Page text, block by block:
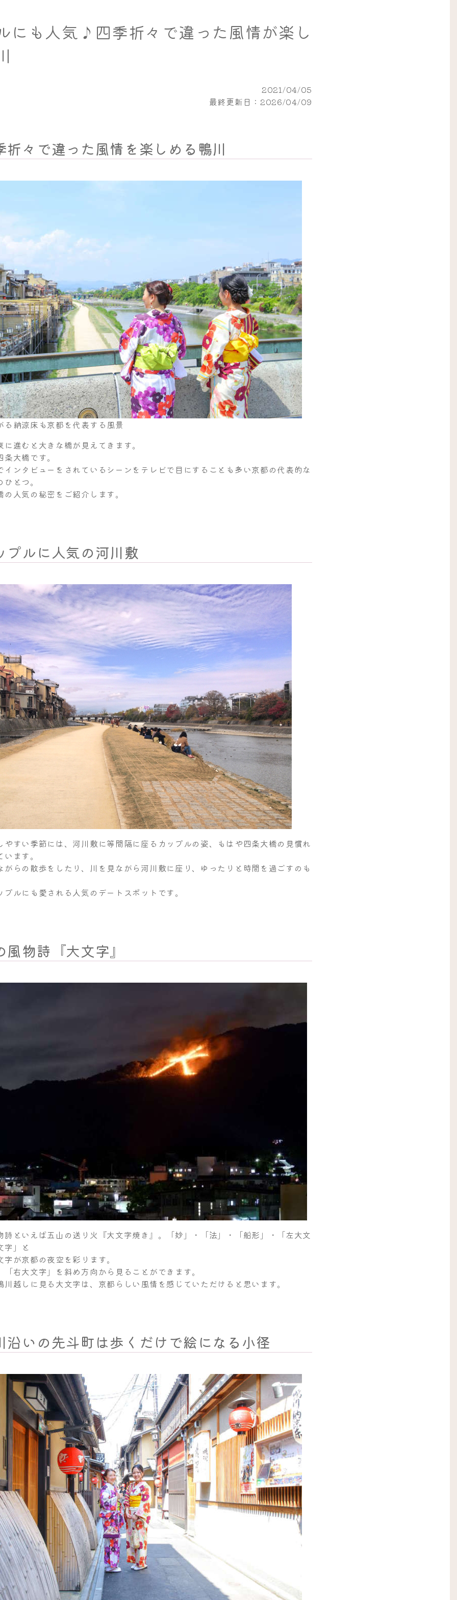
にも人気♪四季折々で違った風情が楽し
2021/04/05
最終更新日：2026/04/09
折々で違った風情を楽しめる鴨川
る納涼床も京都を代表する風景
進むと大きな橋が見えてきます。
大橋です。
インタビューをされているシーンをテレビで目にすることも多い京都の代表的な
とつ。
人気の秘密をご紹介します。
プルに人気の河川敷
やすい季節には、河川敷に等間隔に座るカップルの姿、もはや四条大橋の見慣れ
ます。
がらの散歩をしたり、川を見ながら河川敷に座り、ゆったりと時間を過ごすのも
ルにも愛される人気のデートスポットです。
風物詩『大文字』
詩といえば五山の送り火『大文字焼き』。「妙」・「法」・「船形」・「左大文
字」と
が京都の夜空を彩ります。
右大文字」を斜め方向から見ることができます。
川越しに見る大文字は、京都らしい風情を感じていただけると思います。
沿いの先斗町は歩くだけで絵になる小径